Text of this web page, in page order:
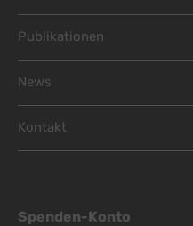
Publikationen
News
Kontakt
Spenden-Konto